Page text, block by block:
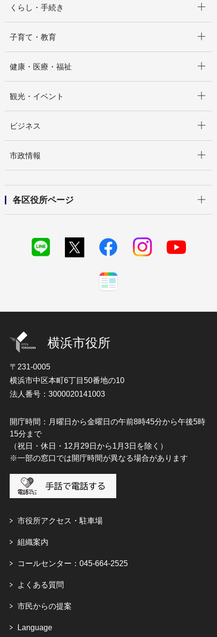
くらし・手続き
子育て・教育
健康・医療・福祉
観光・イベント
ビジネス
市政情報
各区役所ページ
横浜市役所
〒231-0005
横浜市中区本町6丁目50番地の10
法人番号：3000020141003
開庁時間：月曜日から金曜日の午前8時45分から午後5時
15分まで
（祝日・休日・12月29日から1月3日を除く）
※一部の窓口では開庁時間が異なる場合があります
市役所アクセス・駐車場
組織案内
コールセンター：045-664-2525
よくある質問
市民からの提案
Language